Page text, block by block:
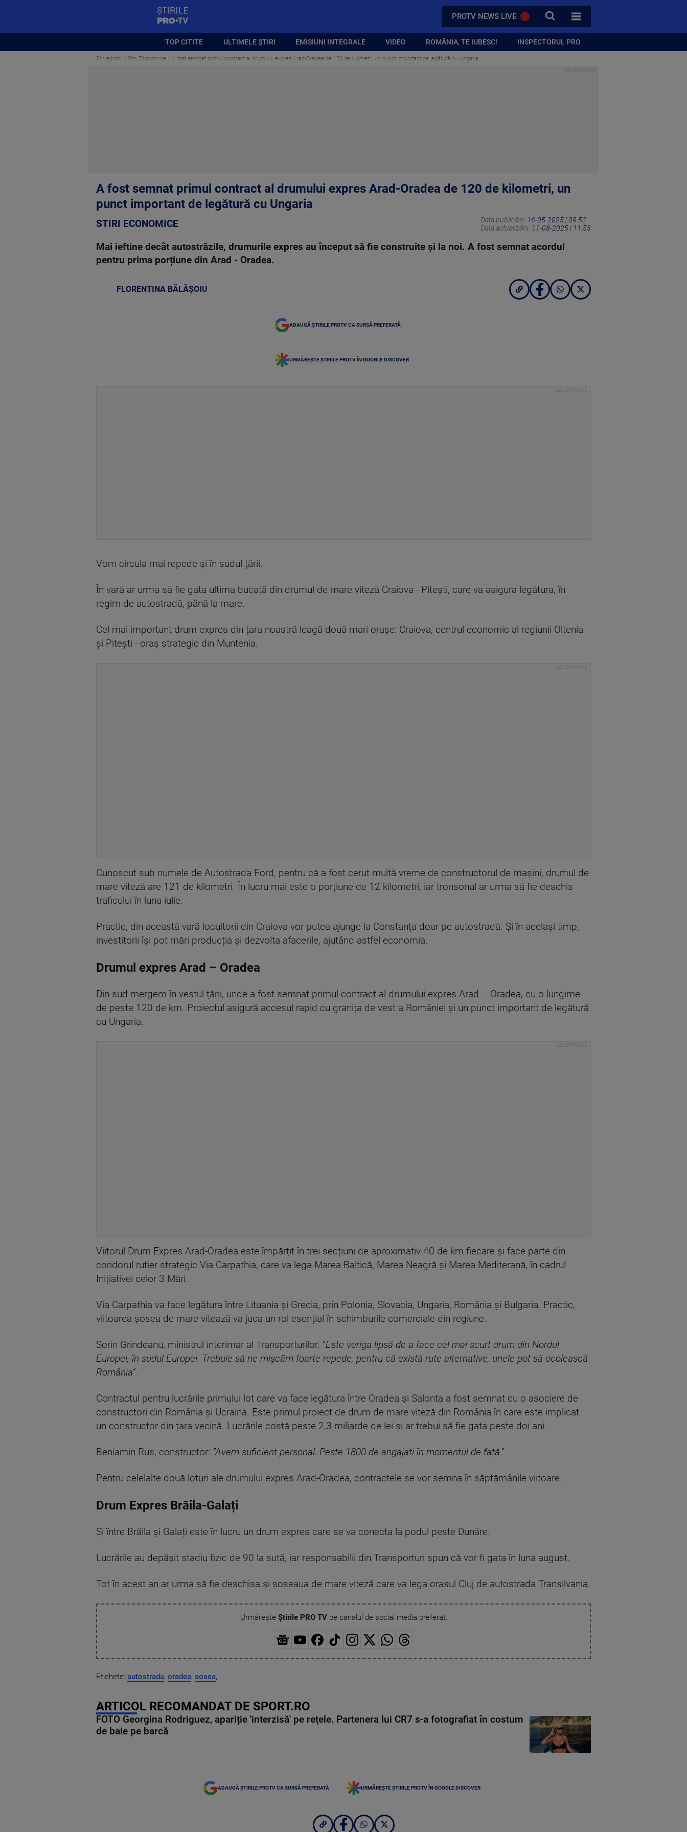
PROTV NEWS LIVE CAUTA
TOATE CATEGORIILE
TOP CITITE ULTIMELE ȘTIRI EMISIUNI INTEGRALE VIDEO ROMÂNIA, TE IUBESC! INSPECTORUL PRO
Stirileprotv Stiri Economice A fost semnat primul contract al drumului expres Arad-Oradea de 120 de kilometri, un punct important de legătură cu Ungaria
A fost semnat primul contract al drumului expres Arad-Oradea de 120 de kilometri, un
punct important de legătură cu Ungaria
STIRI ECONOMICE Data publicării: 16-05-2025 | 09:52
Data actualizării: 11-08-2025 | 11:53
Mai ieftine decât autostrăzile, drumurile expres au început să fie construite și la noi. A fost semnat acordul
pentru prima porțiune din Arad - Oradea.
FLORENTINA BĂLĂȘOIU
ADAUGĂ ȘTIRILE PROTV CA SURSĂ PREFERATĂ
URMĂREȘTE ȘTIRILE PROTV ÎN GOOGLE DISCOVER
Vom circula mai repede și în sudul țării.
În vară ar urma să fie gata ultima bucată din drumul de mare viteză Craiova - Pitești, care va asigura legătura, în
regim de autostradă, până la mare.
Cel mai important drum expres din țara noastră leagă două mari orașe: Craiova, centrul economic al regiunii Oltenia
și Pitești - oraș strategic din Muntenia.
Cunoscut sub numele de Autostrada Ford, pentru că a fost cerut multă vreme de constructorul de maşini, drumul de
mare viteză are 121 de kilometri. În lucru mai este o porțiune de 12 kilometri, iar tronsonul ar urma să fie deschis
traficului în luna iulie.
Practic, din această vară locuitorii din Craiova vor putea ajunge la Constanța doar pe autostradă. Și în același timp,
investitorii își pot mări producția și dezvolta afacerile, ajutând astfel economia.
Drumul expres Arad – Oradea
Din sud mergem în vestul țării, unde a fost semnat primul contract al drumului expres Arad – Oradea, cu o lungime
de peste 120 de km. Proiectul asigură accesul rapid cu granița de vest a României și un punct important de legătură
cu Ungaria.
Viitorul Drum Expres Arad-Oradea este împărțit în trei secțiuni de aproximativ 40 de km fiecare și face parte din
coridorul rutier strategic Via Carpathia, care va lega Marea Baltică, Marea Neagră și Marea Mediterană, în cadrul
Inițiativei celor 3 Mări.
Via Carpathia va face legătura între Lituania și Grecia, prin Polonia, Slovacia, Ungaria, România și Bulgaria. Practic,
viitoarea șosea de mare vitează va juca un rol esențial în schimburile comerciale din regiune.
Sorin Grindeanu, ministrul interimar al Transporturilor: ”Este veriga lipsă de a face cel mai scurt drum din Nordul
Europei, în sudul Europei. Trebuie să ne mișcăm foarte repede, pentru că există rute alternative, unele pot să ocolească
România”.
Contractul pentru lucrările primului lot care va face legătura între Oradea și Salonta a fost semnat cu o asociere de
constructori din România și Ucraina. Este primul proiect de drum de mare viteză din România în care este implicat
un constructor din țara vecină. Lucrările costă peste 2,3 miliarde de lei și ar trebui să fie gata peste doi ani.
Beniamin Rus, constructor: ”Avem suficient personal. Peste 1800 de angajati în momentul de față.”
Pentru celelalte două loturi ale drumului expres Arad-Oradea, contractele se vor semna în săptămânile viitoare.
Drum Expres Brăila-Galați
Și între Brăila și Galați este în lucru un drum expres care se va conecta la podul peste Dunăre.
Lucrările au depășit stadiu fizic de 90 la sută, iar responsabilii din Transporturi spun că vor fi gata în luna august.
Tot în acest an ar urma să fie deschisa și șoseaua de mare viteză care va lega orasul Cluj de autostrada Transilvania.
Urmărește Știrile PRO TVpe canalul de social media preferat:
Etichete: autostrada, oradea, sosea,
ARTICOL RECOMANDAT DE SPORT.RO
FOTO Georgina Rodriguez, apariție 'interzisă' pe rețele. Partenera lui CR7 s-a fotografiat în costum
de baie pe barcă
ADAUGĂ ȘTIRILE PROTV CA SURSĂ PREFERATĂ URMĂREȘTE ȘTIRILE PROTV ÎN GOOGLE DISCOVER